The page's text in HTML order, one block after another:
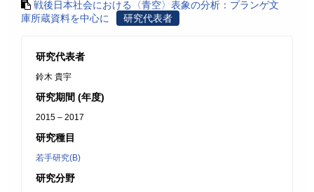
戦後日本社会における〈青空〉表象の分析：プランゲ文
庫所蔵資料を中心に
研究代表者
研究代表者
鈴木 貴宇
研究期間 (年度)
2015 – 2017
研究種目
若手研究(B)
研究分野